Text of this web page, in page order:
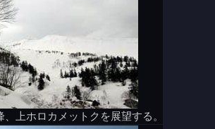
上ホロカメットクを展望する。